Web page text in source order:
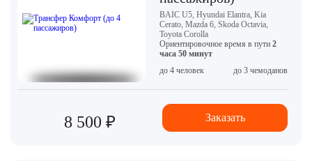
BAIC U5, Hyundai Elantra, Kia
Cerato, Mazda 6, Skoda Octavia,
Toyota Corolla
Ориентировочное время в пути 2
часа 50 минут
до 4 человек
до 3 чемоданов
8 500 ₽ Заказать